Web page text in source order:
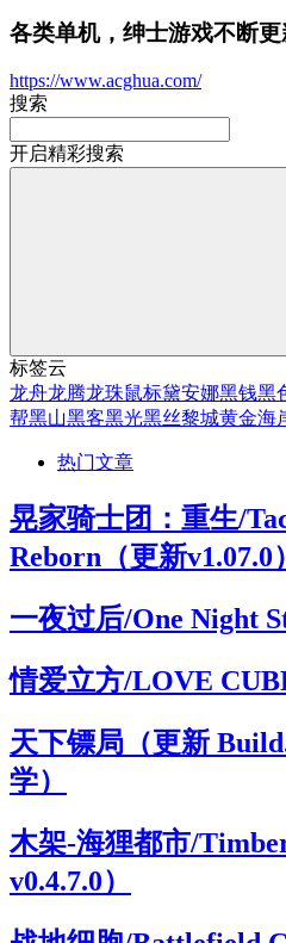
各类单机，绅士游戏不断更
https://www.acghua.com/
搜索
开启精彩搜索
标签云
龙舟龙腾龙珠鼠标黛安娜黑钱黑
帮黑山黑客黑光黑丝黎城黄金海
热门文章
晃家骑士团：重生/
Reborn（更新v1.07.0）
一夜过后/One Night
情爱立方/LOVE
天下镖局（更新
学）
木架-海狸都市/
v0.4.7.0）